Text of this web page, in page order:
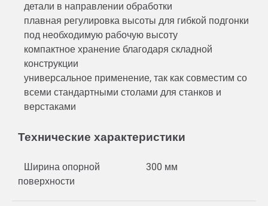
детали в направлении обработки
плавная регулировка высоты для гибкой подгонки
под необходимую рабочую высоту
компактное хранение благодаря складной
конструкции
универсальное применение, так как совместим со
всеми стандартными столами для станков и
верстаками
Технические характеристики
Ширина опорной
поверхности
300 мм